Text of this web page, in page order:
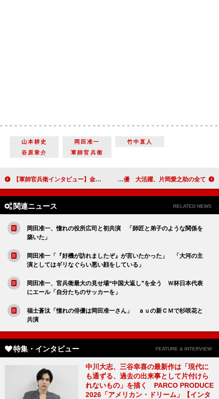
山本耕史 岡田准一
竹中直人
谷原章介
軍師官兵衛
【軍師官兵衛インタビュー】金子ノブアキ「岡田さんに殺陣の指導をしてもらいました」 官兵衛の義理の兄弟、櫛橋左京進役を熱演 花も実もある人気俳優 大活躍、片岡愛之助の全て
関連ニュース RELATED NEWS
岡田准一、憧れの役所広司と初共演 「師匠と弟子のような関係を
築いた」
岡田准一「『好機が訪れましたぞ』が言いたかった」 「大河の主
演としてはギリなぐらい悪い顔をしている」
岡田准一、官兵衛最大の見せ場“中国大返し”を全う Ｗ杯日本代表
にエール「自分たちのサッカーを」
福士蒼汰「憧れの俳優は岡田准一さん」 ａｕの新ＣＭで杉咲花と
共演
特集・インタビュー FEATURE & INTERVIEW
中川大志、三谷幸喜の最新作は「現代に
も通ずる、過去の出来事として片付けら
れないもの」を描く PARCO PRODUCE
2026「アメリカン・ドリーム」【インタ